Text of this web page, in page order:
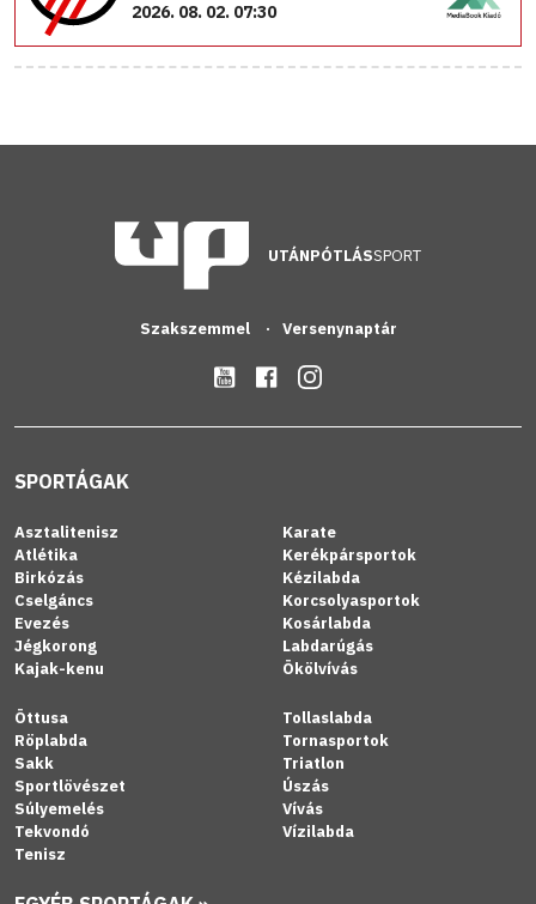
2026. 08. 02. 07:30
UTÁNPÓTLÁSSPORT
Szakszemmel Versenynaptár
SPORTÁGAK
Asztalitenisz
Atlétika
Birkózás
Cselgáncs
Evezés
Jégkorong
Kajak-kenu
Karate
Kerékpársportok
Kézilabda
Korcsolyasportok
Kosárlabda
Labdarúgás
Ökölvívás
Öttusa
Röplabda
Sakk
Sportlövészet
Súlyemelés
Tekvondó
Tenisz
Tollaslabda
Tornasportok
Triatlon
Úszás
Vívás
Vízilabda